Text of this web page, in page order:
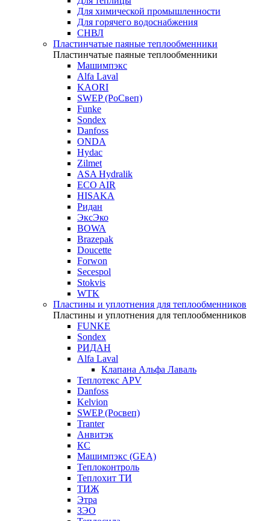
Для химической промышленности
Для горячего водоснабжения
СНВЛ
Пластинчатые паяные теплообменники
Пластинчатые паяные теплообменники
Машимпэкс
Alfa Laval
KAORI
SWEP (РоСвеп)
Funke
Sondex
Danfoss
ONDA
Hydac
Zilmet
ASA Hydralik
ECO AIR
HISAKA
Ридан
ЭксЭко
BOWA
Brazepak
Doucette
Forwon
Secespol
Stokvis
WTK
Пластины и уплотнения для теплообменников
Пластины и уплотнения для теплообменников
FUNKE
Sondex
РИДАН
Alfa Laval
Клапана Альфа Лаваль
Теплотекс APV
Danfoss
Kelvion
SWEP (Росвеп)
Tranter
Анвитэк
КС
Машимпэкс (GEA)
Теплоконтроль
Теплохит ТИ
ТИЖ
Этра
ЗЭО